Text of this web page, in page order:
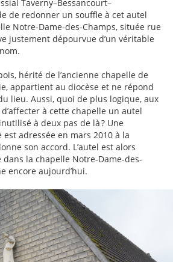
Taverny–Bessancourt–
de redonner un souffle à cet autel
Notre-Dame-des-Champs, située rue
justement dépourvue d’un véritable
hérité de l’ancienne chapelle de
appartient au diocèse et ne répond
lieu. Aussi, quoi de plus logique, aux
à cette chapelle un autel
à deux pas de là ? Une
adressée en mars 2010 à la
son accord. L’autel est alors
la chapelle Notre-Dame-des-
encore aujourd’hui.